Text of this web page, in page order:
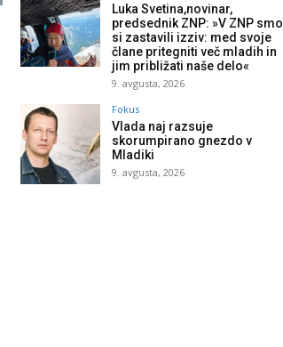
Luka Svetina,novinar,
predsednik ZNP: »V ZNP smo
si zastavili izziv: med svoje
člane pritegniti več mladih in
jim približati naše delo«
9. avgusta, 2026
Fokus
Vlada naj razsuje
skorumpirano gnezdo v
Mladiki
9. avgusta, 2026